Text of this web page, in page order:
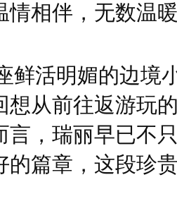
情相伴，无数温
活明媚的边境
想从前往返游玩
言，瑞丽早已不
的篇章，这段珍